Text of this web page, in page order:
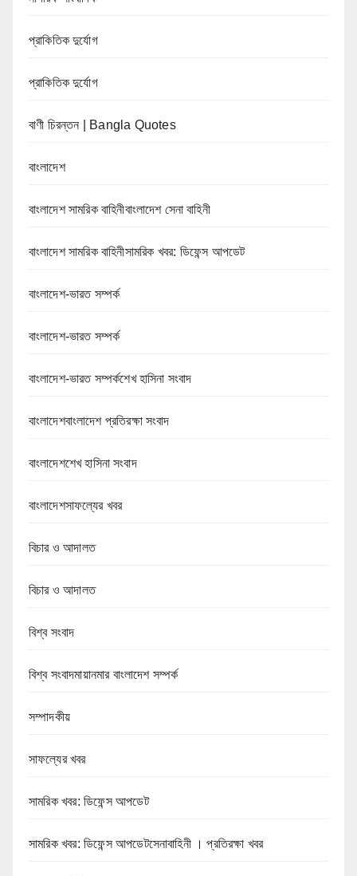
প্রাকিতিক দুর্যোগ
প্রাকিতিক দুর্যোগ
বাণী চিরন্তন | Bangla Quotes
বাংলাদেশ
বাংলাদেশ সামরিক বাহিনীবাংলাদেশ সেনা বাহিনী
বাংলাদেশ সামরিক বাহিনীসামরিক খবর: ডিফেন্স আপডেট
বাংলাদেশ-ভারত সম্পর্ক
বাংলাদেশ-ভারত সম্পর্ক
বাংলাদেশ-ভারত সম্পর্কশেখ হাসিনা সংবাদ
বাংলাদেশবাংলাদেশ প্রতিরক্ষা সংবাদ
বাংলাদেশশেখ হাসিনা সংবাদ
বাংলাদেশসাফল্যের খবর
বিচার ও আদালত
বিচার ও আদালত
বিশ্ব সংবাদ
বিশ্ব সংবাদমায়ানমার বাংলাদেশ সম্পর্ক
সম্পাদকীয়
সাফল্যের খবর
সামরিক খবর: ডিফেন্স আপডেট
সামরিক খবর: ডিফেন্স আপডেটসেনাবাহিনী । প্রতিরক্ষা খবর